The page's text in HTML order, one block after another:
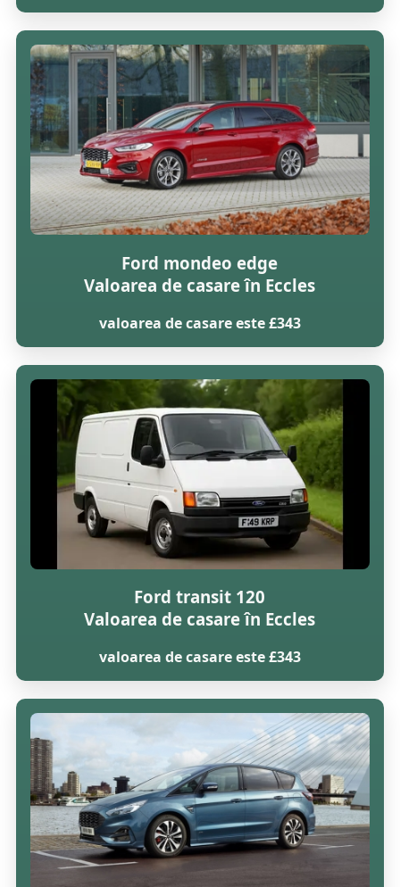
Ford mondeo edge
Valoarea de casare în Eccles
valoarea de casare este £343
Ford transit 120
Valoarea de casare în Eccles
valoarea de casare este £343